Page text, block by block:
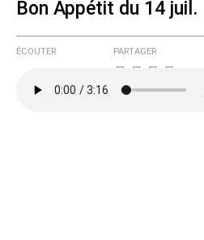
Bon Appétit du 14 juil.
ÉCOUTER PARTAGER